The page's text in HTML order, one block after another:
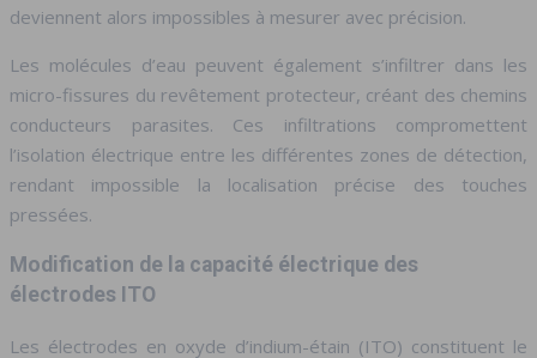
deviennent alors impossibles à mesurer avec précision.
Les molécules d’eau peuvent également s’infiltrer dans les
micro-fissures du revêtement protecteur, créant des chemins
conducteurs parasites. Ces infiltrations compromettent
l’isolation électrique entre les différentes zones de détection,
rendant impossible la localisation précise des touches
pressées.
Modification de la capacité électrique des
électrodes ITO
Les électrodes en oxyde d’indium-étain (ITO) constituent le